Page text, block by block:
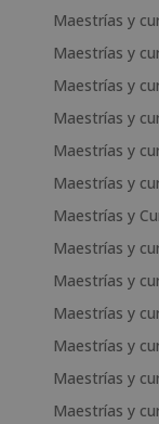
Maestrías y
Maestrías y
Maestrías y
Maestrías y
Maestrías y
Maestrías y
Maestrías y
Maestrías y
Maestrías y
Maestrías y
Maestrías y
Maestrías y
Maestrías y